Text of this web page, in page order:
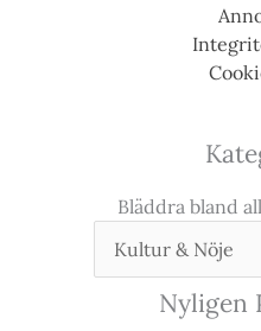
Bläddra bland
Nyligen